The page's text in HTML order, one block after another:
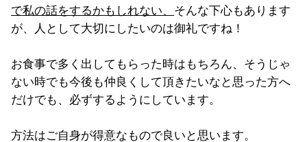
で私の話をするかもしれない、 そんな下心もあります
が、人として大切にしたいのは御礼ですね！
お食事で多く出してもらった時はもちろん、そうじゃ
ない時でも今後も仲良くして頂きたいなと思った方へ
だけでも、必ずするようにしています。
方法はご自身が得意なもので良いと思います。